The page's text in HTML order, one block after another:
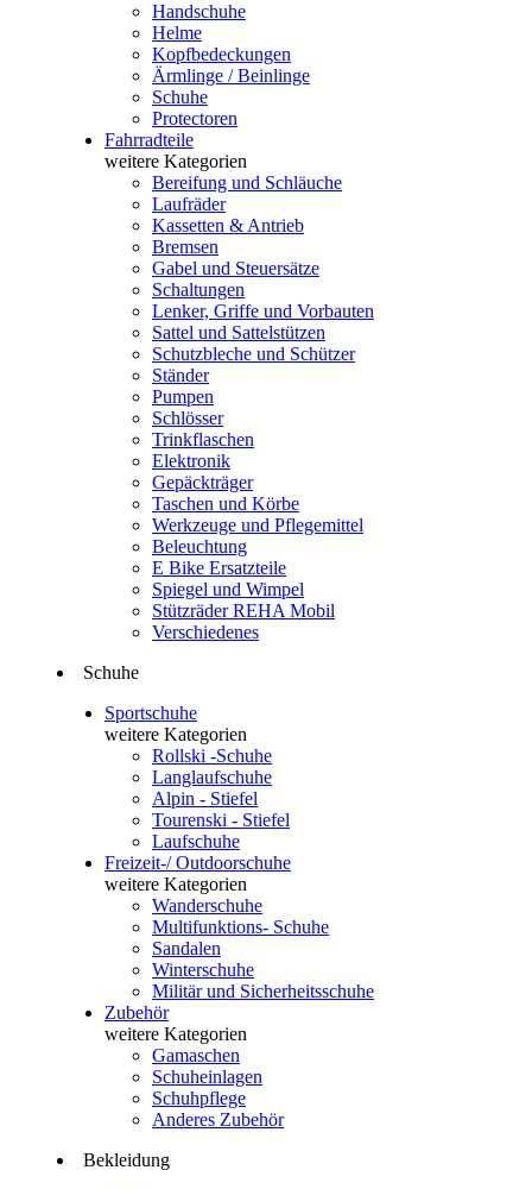
Handschuhe
Helme
Kopfbedeckungen
Ärmlinge / Beinlinge
Schuhe
Protectoren
Fahrradteile
weitere Kategorien
Bereifung und Schläuche
Laufräder
Kassetten & Antrieb
Bremsen
Gabel und Steuersätze
Schaltungen
Lenker, Griffe und Vorbauten
Sattel und Sattelstützen
Schutzbleche und Schützer
Ständer
Pumpen
Schlösser
Trinkflaschen
Elektronik
Gepäckträger
Taschen und Körbe
Werkzeuge und Pflegemittel
Beleuchtung
E Bike Ersatzteile
Spiegel und Wimpel
Stützräder REHA Mobil
Verschiedenes
Schuhe
Sportschuhe
weitere Kategorien
Rollski -Schuhe
Langlaufschuhe
Alpin - Stiefel
Tourenski - Stiefel
Laufschuhe
Freizeit-/ Outdoorschuhe
weitere Kategorien
Wanderschuhe
Multifunktions- Schuhe
Sandalen
Winterschuhe
Militär und Sicherheitsschuhe
Zubehör
weitere Kategorien
Gamaschen
Schuheinlagen
Schuhpflege
Anderes Zubehör
Bekleidung